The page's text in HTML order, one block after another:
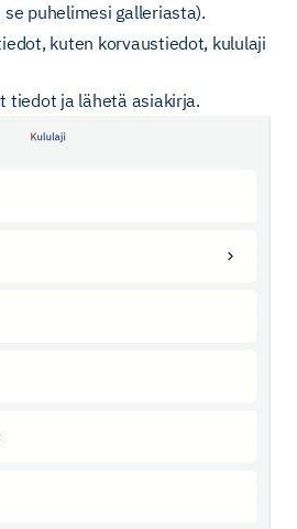
puhelimesi galleriasta).
kuten korvaustiedot, kululaji
tiedot ja lähetä asiakirja.